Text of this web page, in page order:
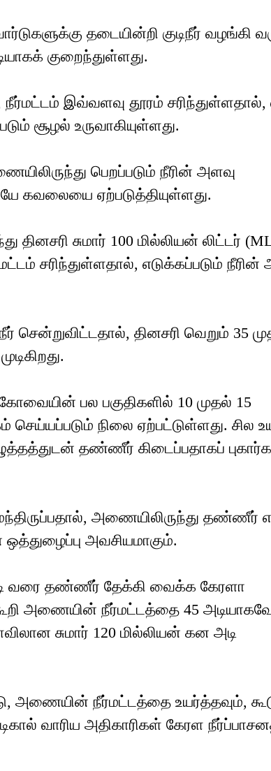
தடையின்றி குடிநீர் வழங்கி
குறைந்துள்ளது.
இவ்வளவு தூரம் சரிந்துள்ளதால்,
சூழல் உருவாகியுள்ளது.
பெறப்படும் நீரின் அளவு
கவலையை ஏற்படுத்தியுள்ளது.
சுமார் 100 மில்லியன் லிட்டர்
சரிந்துள்ளதால், எடுக்கப்படும் நீரின்
தினசரி வெறும் 35
பல பகுதிகளில் 10 முதல் 15
செய்யப்படும் நிலை ஏற்பட்டுள்ளது. சில
தண்ணீர் கிடைப்பதாகப்
அணையிலிருந்து தண்ணீர்
ஒத்துழைப்பு அவசியமாகும்.
வரை தண்ணீர் தேக்கி வைக்க கேரளா
அணையின் நீர்மட்டத்தை 45
சுமார் 120 மில்லியன் கன அடி
அணையின் நீர்மட்டத்தை உயர்த்தவும்,
வாரிய அதிகாரிகள் கேரள